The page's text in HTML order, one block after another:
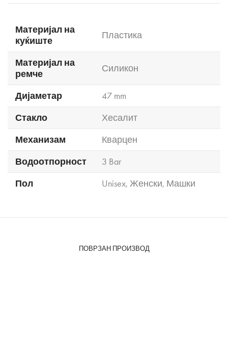
Материјал на
куќиште
Пластика
Материјал на
ремче
Силикон
Дијаметар
47 mm
Стакло
Хесалит
Механизам
Кварцен
Водоотпорност
3 Bar
Пол
Unisex, Женски, Машки
ПОВРЗАН ПРОИЗВОД